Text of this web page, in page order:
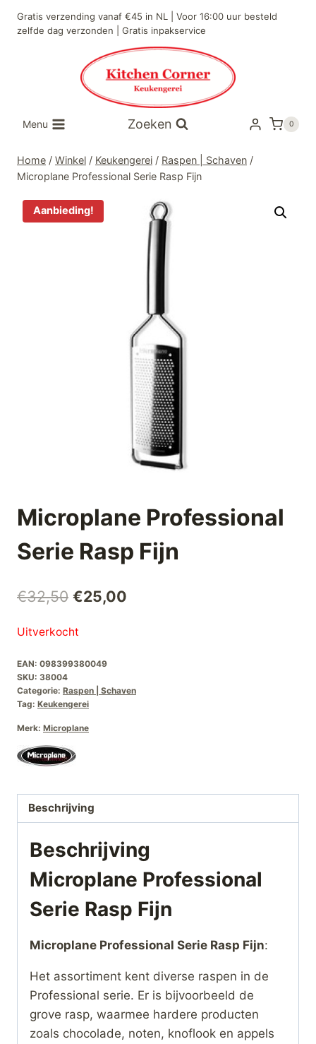
naar
Gratis verzending vanaf €45 in NL | Voor 16:00 uur besteld
zelfde dag verzonden | Gratis inpakservice
Menu Zoeken 0
Home / Winkel / Keukengerei / Raspen | Schaven /
Microplane Professional Serie Rasp Fijn
Aanbieding!
Microplane Professional
Serie Rasp Fijn
€32,50 Oorspronkelijke
€32,50.
€25,00
Uitverkocht
EAN: 098399380049
SKU: 38004
Categorie: Raspen | Schaven
Tag: Keukengerei
Merk: Microplane
Beschrijving
Beschrijving
Microplane Professional
Serie Rasp Fijn
Microplane Professional Serie Rasp Fijn:
Het assortiment kent diverse raspen in de
Professional serie. Er is bijvoorbeeld de
grove rasp, waarmee hardere producten
zoals chocolade, noten, knoflook en appels